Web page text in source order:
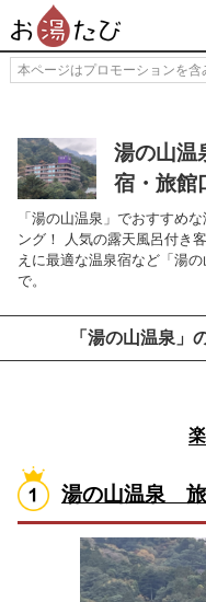
本ページはプロモーションを含
湯の山
宿・旅館
「湯の山温泉」でおすすめ
ング！ 人気の露天風呂付き
えに最適な温泉宿など「湯
で。
「湯の山温泉」
湯の山温泉